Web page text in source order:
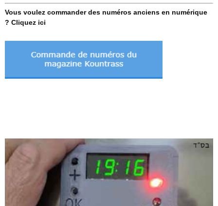
Vous voulez commander des numéros anciens en numérique
? Cliquez ici